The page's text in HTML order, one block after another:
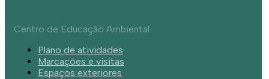
Centro de Educação Ambiental
Plano de atividades
Marcações e visitas
Espaços exteriores